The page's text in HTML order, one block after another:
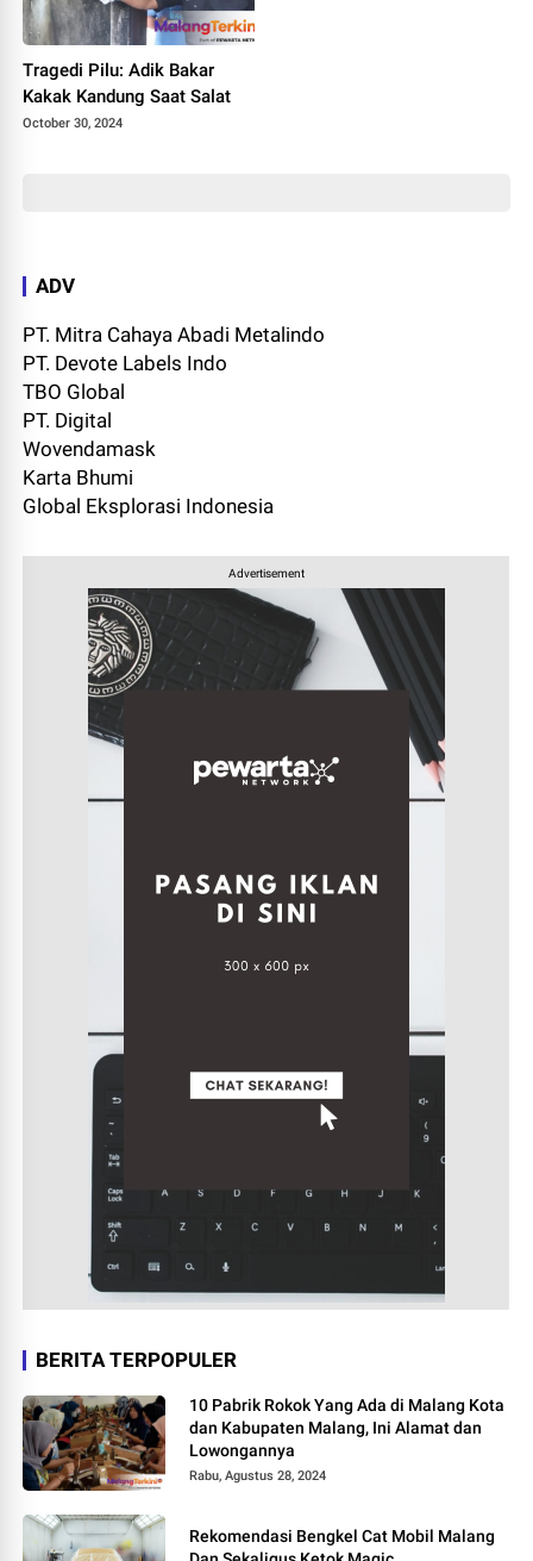
Tragedi Pilu: Adik Bakar
Kakak Kandung Saat Salat
October 30, 2024
ADV
PT. Mitra Cahaya Abadi Metalindo
PT. Devote Labels Indo
TBO Global
PT. Digital
Wovendamask
Karta Bhumi
Global Eksplorasi Indonesia
Advertisement
BERITA TERPOPULER
10 Pabrik Rokok Yang Ada di Malang Kota
dan Kabupaten Malang, Ini Alamat dan
Lowongannya
Rabu, Agustus 28, 2024
Rekomendasi Bengkel Cat Mobil Malang